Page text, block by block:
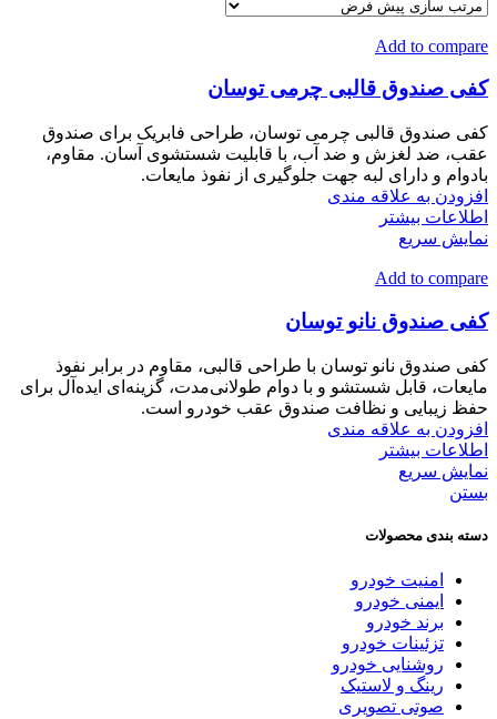
Add to compare
کفی صندوق قالبی چرمی توسان
کفی صندوق قالبی چرمی توسان، طراحی فابریک برای صندوق
عقب، ضد لغزش و ضد آب، با قابلیت شستشوی آسان. مقاوم،
بادوام و دارای لبه جهت جلوگیری از نفوذ مایعات.
افزودن به علاقه مندی
اطلاعات بیشتر
نمایش سریع
Add to compare
کفی صندوق نانو توسان
کفی صندوق نانو توسان با طراحی قالبی، مقاوم در برابر نفوذ
مایعات، قابل شستشو و با دوام طولانی‌مدت، گزینه‌ای ایده‌آل برای
حفظ زیبایی و نظافت صندوق عقب خودرو است.
افزودن به علاقه مندی
اطلاعات بیشتر
نمایش سریع
بستن
دسته بندی محصولات
امنیت خودرو
ایمنی خودرو
برند خودرو
تزئینات خودرو
روشنایی خودرو
رینگ و لاستیک
صوتی تصویری